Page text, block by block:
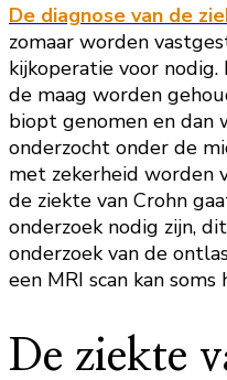
De diagnose van de
zomaar worden
kijkoperatie voor nodig.
de maag worden
biopt genomen en dan
onderzocht onder de
met zekerheid worden
de ziekte van Crohn
onderzoek nodig zijn,
onderzoek van de
een MRI scan kan soms
De ziekte